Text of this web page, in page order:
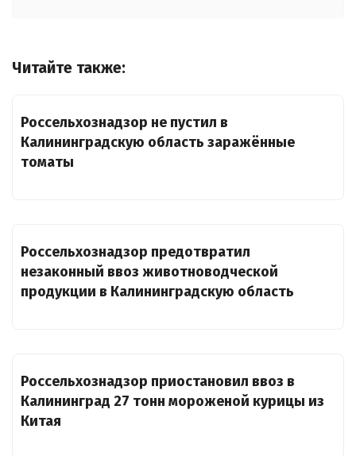
Читайте также:
Россельхознадзор не пустил в
Калининградскую область заражённые
томаты
Россельхознадзор предотвратил
незаконный ввоз животноводческой
продукции в Калининградскую область
Россельхознадзор приостановил ввоз в
Калининград 27 тонн мороженой курицы из
Китая